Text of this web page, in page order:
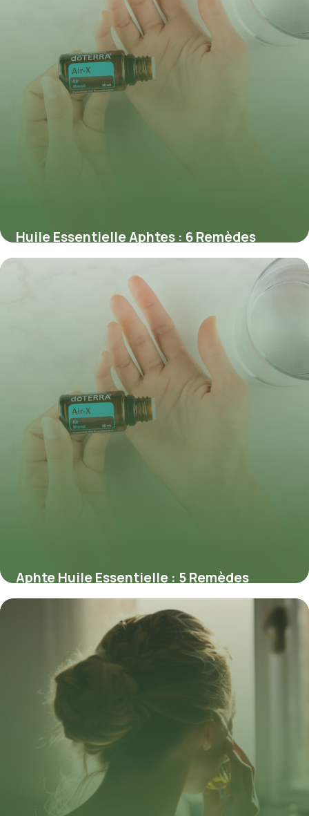
Huile Essentielle Aphtes : 6 Remèdes
Naturels
Aphte Huile Essentielle : 5 Remèdes
Naturels